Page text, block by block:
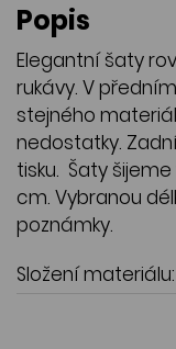
Popis
Elegantní šaty
rukávy. V
stejného
nedostatky.
tisku. Šaty šijeme
cm. Vybranou
poznámky.
Složení materiálu: